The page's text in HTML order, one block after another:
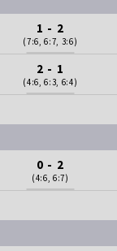
1 - 2
(7:6, 6:7, 3:6)
2 - 1
(4:6, 6:3, 6:4)
0 - 2
(4:6, 6:7)